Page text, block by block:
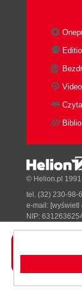
(122)
Typy
Rozdział 4.
modelu.
© Helion.pl
tel. (32) 230-98-
e-mail: [wyświetl
NIP: